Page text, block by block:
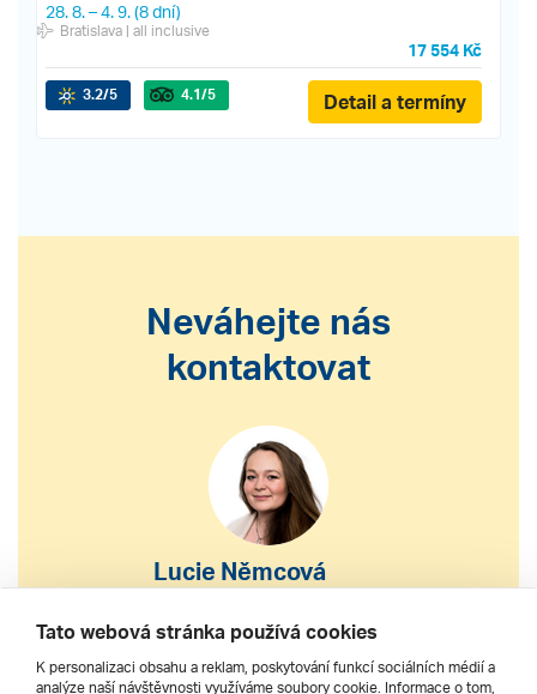
28. 8.–4. 9.(8 dní)
Bratislava| all inclusive
17 554 Kč
3.2/5 4.1/5 Detail a termíny
Neváhejte nás
kontaktovat
Lucie Němcová
S výběrem nebo nákupem
zájezdu vám pomohu
Tato webová stránka používá cookies
K personalizaci obsahu a reklam, poskytování funkcí sociálních médií a
analýze naší návštěvnosti využíváme soubory cookie. Informace o tom,